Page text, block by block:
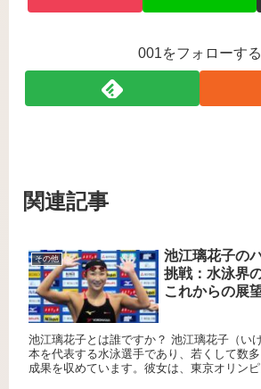
001をフォローする
関連記事
その他
池江璃花子の
挑戦：水泳界
これからの展
池江璃花子とは誰ですか？ 池江璃花子（い
本を代表する水泳選手であり、若くして数
成果を収めています。彼女は、東京オリン